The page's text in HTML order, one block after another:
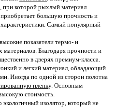
при которой рыхлый материал
приобретает большую прочность и
Самый популярный
показатели термо- и
материалов. Благодаря прочности и
в дверях премиум-класса.
и легкий материал, обладающий
Иногда по одной из сторон полотна
пленку. Основным
стоимость.
изолятор, который не